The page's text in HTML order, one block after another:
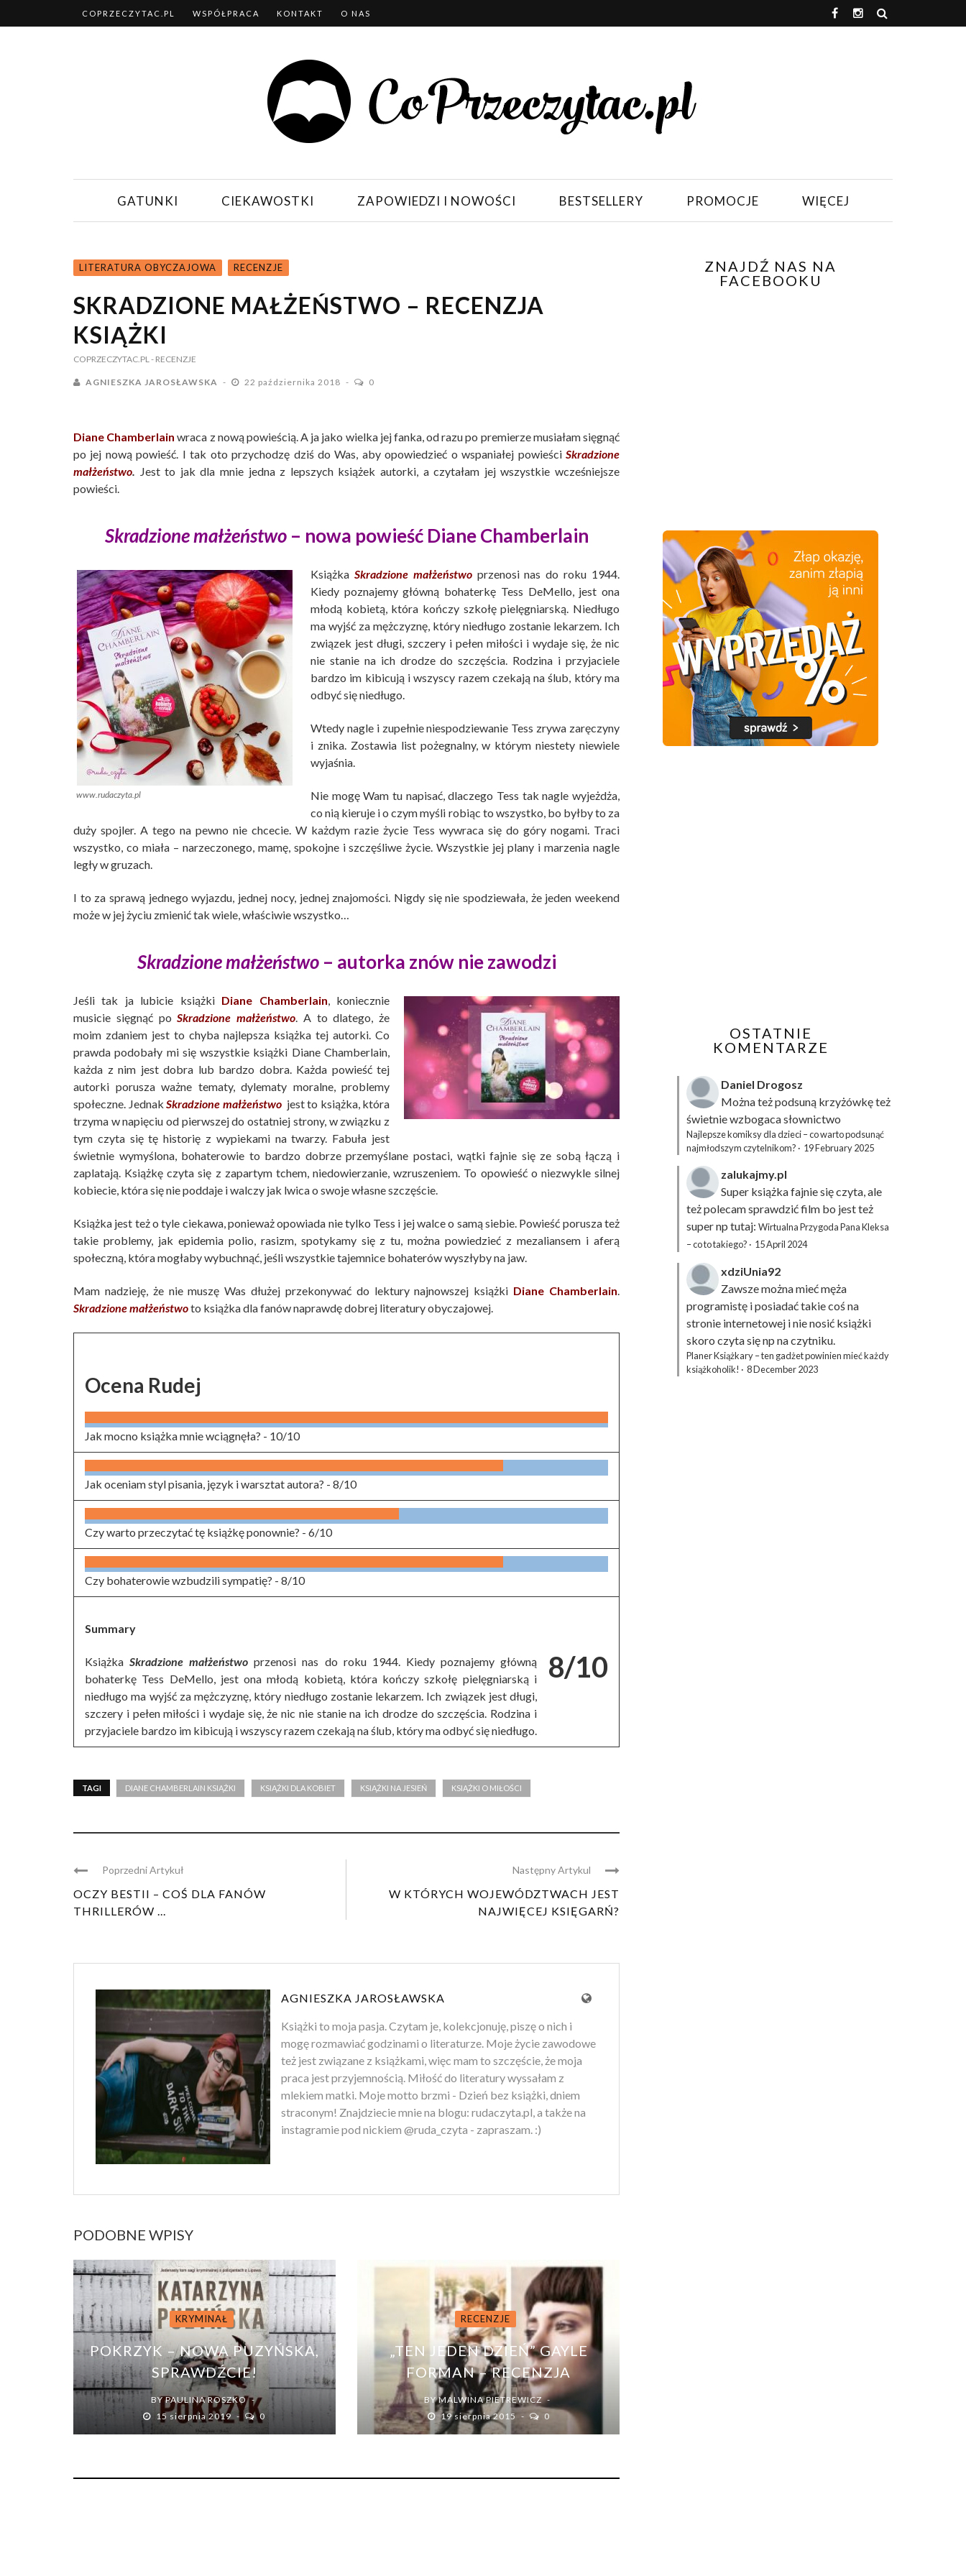
COPRZECZYTAC.PL WSPÓŁPRACA KONTAKT O NAS
GATUNKI CIEKAWOSTKI ZAPOWIEDZI I NOWOŚCI BESTSELLERY PROMOCJE WIĘCEJ
LITERATURA OBYCZAJOWA RECENZJE
SKRADZIONE MAŁŻEŃSTWO – RECENZJA
KSIĄŻKI
COPRZECZYTAC.PL- RECENZJE
AGNIESZKA JAROSŁAWSKA 22 października 2018 0
Diane Chamberlain wraca z nową powieścią. A ja jako wielka jej fanka, od razu po premierze musiałam sięgnąć
po jej nową powieść. I tak oto przychodzę dziś do Was, aby opowiedzieć o wspaniałej powieści Skradzione
małżeństwo. Jest to jak dla mnie jedna z lepszych książek autorki, a czytałam jej wszystkie wcześniejsze
powieści.
Skradzione małżeństwo– nowa powieść Diane Chamberlain
www.rudaczyta.pl
Książka Skradzione małżeństwoprzenosi nas do roku 1944.
Kiedy poznajemy główną bohaterkę Tess DeMello, jest ona
młodą kobietą, która kończy szkołę pielęgniarską. Niedługo
ma wyjść za mężczyznę, który niedługo zostanie lekarzem. Ich
związek jest długi, szczery i pełen miłości i wydaje się, że nic
nie stanie na ich drodze do szczęścia. Rodzina i przyjaciele
bardzo im kibicują i wszyscy razem czekają na ślub, który ma
odbyć się niedługo.
Wtedy nagle i zupełnie niespodziewanie Tess zrywa zaręczyny
i znika. Zostawia list pożegnalny, w którym niestety niewiele
wyjaśnia.
Nie mogę Wam tu napisać, dlaczego Tess tak nagle wyjeżdża,
co nią kieruje i o czym myśli robiąc to wszystko, bo byłby to za
duży spojler. A tego na pewno nie chcecie. W każdym razie życie Tess wywraca się do góry nogami. Traci
wszystko, co miała – narzeczonego, mamę, spokojne i szczęśliwe życie. Wszystkie jej plany i marzenia nagle
legły w gruzach.
I to za sprawą jednego wyjazdu, jednej nocy, jednej znajomości. Nigdy się nie spodziewała, że jeden weekend
może w jej życiu zmienić tak wiele, właściwie wszystko…
Skradzione małżeństwo– autorka znów nie zawodzi
Jeśli tak ja lubicie książki Diane Chamberlain , koniecznie
musicie sięgnąć poSkradzione małżeństwo . A to dlatego, że
moim zdaniem jest to chyba najlepsza książka tej autorki. Co
prawda podobały mi się wszystkie książki Diane Chamberlain,
każda z nim jest dobra lub bardzo dobra. Każda powieść tej
autorki porusza ważne tematy, dylematy moralne, problemy
społeczne. Jednak Skradzione małżeństwojest to książka, która
trzyma w napięciu od pierwszej do ostatniej strony, w związku z
tym czyta się tę historię z wypiekami na twarzy. Fabuła jest
świetnie wymyślona, bohaterowie to bardzo dobrze przemyślane postaci, wątki fajnie się ze sobą łączą i
zaplatają. Książkę czyta się z zapartym tchem, niedowierzanie, wzruszeniem. To opowieść o niezwykle silnej
kobiecie, która się nie poddaje i walczy jak lwica o swoje własne szczęście.
Książka jest też o tyle ciekawa, ponieważ opowiada nie tylko Tess i jej walce o samą siebie. Powieść porusza też
takie problemy, jak epidemia polio, rasizm, spotykamy się z tu, można powiedzieć z mezaliansem i aferą
społeczną, która mogłaby wybuchnąć, jeśli wszystkie tajemnice bohaterów wyszłyby na jaw.
Mam nadzieję, że nie muszę Was dłużej przekonywać do lektury najnowszej książki Diane Chamberlain
Skradzione małżeństwoto książka dla fanów naprawdę dobrej literatury obyczajowej.
Ocena Rudej
Jak mocno książka mnie wciągnęła? - 10/10
Jak oceniam styl pisania, język i warsztat autora? - 8/10
Czy warto przeczytać tę książkę ponownie? - 6/10
Czy bohaterowie wzbudzili sympatię? - 8/10
8/10
Summary
KsiążkaSkradzione małżeństwo przenosi nas do roku 1944. Kiedy poznajemy główną
bohaterkę Tess DeMello, jest ona młodą kobietą, która kończy szkołę pielęgniarską i
niedługo ma wyjść za mężczyznę, który niedługo zostanie lekarzem. Ich związek jest długi,
szczery i pełen miłości i wydaje się, że nic nie stanie na ich drodze do szczęścia. Rodzina i
przyjaciele bardzo im kibicują i wszyscy razem czekają na ślub, który ma odbyć się niedługo.
TAGI DIANE CHAMBERLAIN KSIĄŻKI KSIĄŻKI DLA KOBIET KSIĄŻKI NA JESIEŃ KSIĄŻKI O MIŁOŚCI
Poprzedni Artykuł
OCZY BESTII – COŚ DLA FANÓW
THRILLERÓW ...
Następny Artykul
W KTÓRYCH WOJEWÓDZTWACH JEST
NAJWIĘCEJ KSIĘGARŃ?
AGNIESZKA JAROSŁAWSKA
Książki to moja pasja. Czytam je, kolekcjonuję, piszę o nich i
mogę rozmawiać godzinami o literaturze. Moje życie zawodowe
też jest związane z książkami, więc mam to szczęście, że moja
praca jest przyjemnością. Miłość do literatury wyssałam z
mlekiem matki. Moje motto brzmi - Dzień bez książki, dniem
straconym! Znajdziecie mnie na blogu: rudaczyta.pl, a także na
instagramie pod nickiem @ruda_czyta - zapraszam. :)
PODOBNE WPISY
KRYMINAŁ
POKRZYK – NOWA PUZYŃSKA,
SPRAWDŹCIE!
BYPAULINA ROSZKO
15 sierpnia 2019
0
RECENZJE
„TEN JEDEN DZIEŃ” GAYLE
FORMAN – RECENZJA
BYMALWINA PIETREWICZ
19 sierpnia 2015
0
ZNAJDŹ NAS NA
FACEBOOKU
OSTATNIE
KOMENTARZE
Daniel Drogosz
Można też podsuną krzyżówkęteż
świetnie wzbogaca słownictwo
Najlepsze komiksy dla dzieci – co warto podsunąć
najmłodszym czytelnikom? · 19 February 2025
zalukajmy.pl
Super książka fajnie się czyta, ale
też polecam sprawdzić film bo jest też
super np tutaj: Wirtualna Przygoda Pana Kleksa
– co to takiego? · 15 April 2024
xdziUnia92
Zawsze można mieć męża
programistę i posiadać takie coś na
stronie internetowej i nie nosić książki
skoro czyta się np na czytniku.
Planer Książkary – ten gadżet powinien mieć każdy
książkoholik! · 8 December 2023